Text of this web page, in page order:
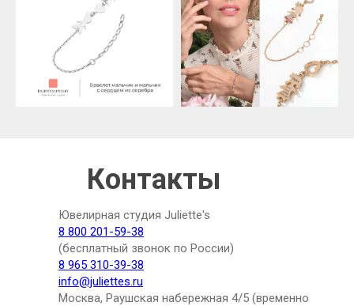
Ювелирная студия Juliette's
8 800 201-59-38
(бесплатный звонок по России)
8 965 310-39-38
info@juliettes.ru
Москва, Раушская набережная 4/5 (временно
Контакты